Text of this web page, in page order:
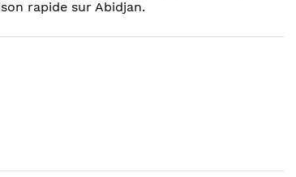
rapide sur Abidjan.